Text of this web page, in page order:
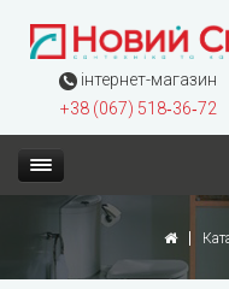
інтернет-магазин
+38 (067) 518‑36‑72